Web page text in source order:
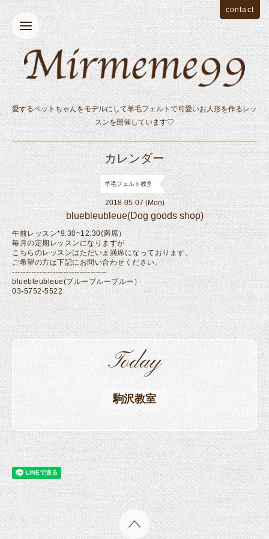
愛するペットちゃんをモデルにして羊毛フェルトで可愛いお人形を作るレッ
スンを開催しています♡
contact
カレンダー
羊毛フェルト教室
2018-05-07 (Mon)
bluebleubleue(Dog goods shop)
午前レッスン*9:30~12:30(満席）
毎月の定期レッスンになりますが
こちらのレッスンはただいま満席になっております。
ご希望の方は下記にお問い合わせください。
-----------------------------------
bluebleubleue(ブルーブルーブルー）
03-5752-5522
Today
駒沢教室